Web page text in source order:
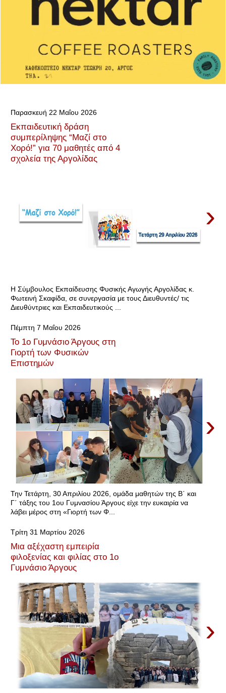
Παρασκευή 22 Μαΐου 2026
Εκπαιδευτική δράση
συμπερίληψης “Μαζί στο
Χορό!” για 70 μαθητές από 4
σχολεία της Αργολίδας
›
Η Σύμβουλος Εκπαίδευσης Φυσικής Αγωγής Αργολίδας κ.
Φωτεινή Σκαφίδα, σε συνεργασία με τους Διευθυντές/ τις
Διευθύντριες και Εκπαιδευτικούς ...
Πέμπτη 7 Μαΐου 2026
Το 1ο Γυμνάσιο Άργους στη
Γιορτή των Φυσικών
Επιστημών
›
Την Τετάρτη, 30 Απριλίου 2026, ομάδα μαθητών της Β΄ και
Γ΄ τάξης του 1ου Γυμνασίου Άργους είχε την ευκαιρία να
λάβει μέρος στη «Γιορτή των Φ...
Τρίτη 31 Μαρτίου 2026
Μια αξέχαστη εμπειρία
φιλοξενίας και φιλίας στο 1ο
Γυμνάσιο Άργους
›